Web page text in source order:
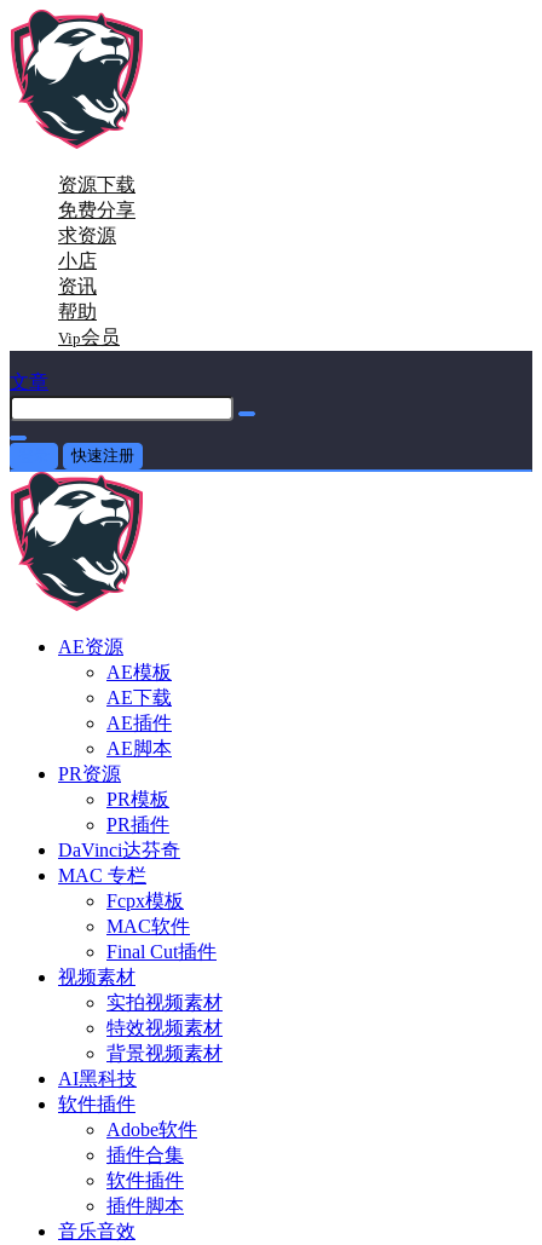
资源下载
免费分享
求资源
小店
资讯
帮助
Vip会员
文章
快速注册
AE资源
AE模板
AE下载
AE插件
AE脚本
PR资源
PR模板
PR插件
DaVinci达芬奇
MAC 专栏
Fcpx模板
MAC软件
Final Cut插件
视频素材
实拍视频素材
特效视频素材
背景视频素材
AI黑科技
软件插件
Adobe软件
插件合集
软件插件
插件脚本
音乐音效